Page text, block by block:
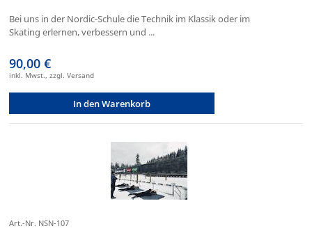
Bei uns in der Nordic-Schule die Technik im Klassik oder im
Skating erlernen, verbessern und ...
90,00 €
inkl. Mwst., zzgl. Versand
In den Warenkorb
Art.-Nr. NSN-107